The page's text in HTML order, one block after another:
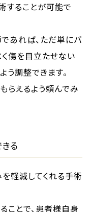
することが可能で
あれば、ただ単にバ
く傷を目立たせない
う調整できます。
らえるよう頼んでみ
る
軽減してくれる手術
ことで、患者様自身